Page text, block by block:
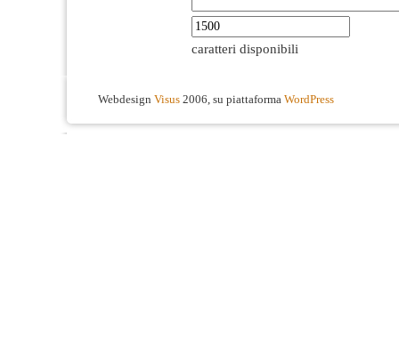
caratteri disponibili
Webdesign Visus 2006, su piattaforma WordPress